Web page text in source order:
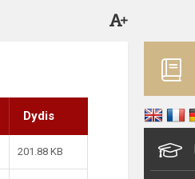
Dydis
201.88 KB